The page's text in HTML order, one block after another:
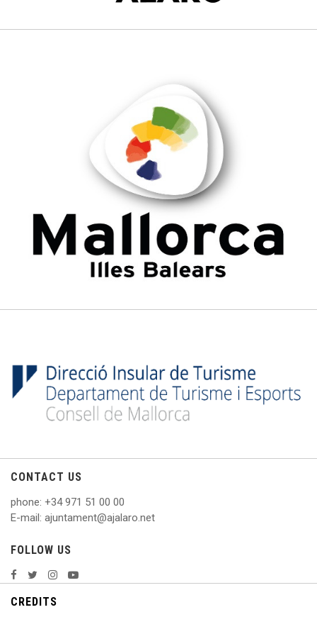
CONTACT US
phone: +34 971 51 00 00
E-mail: ajuntament@ajalaro.net
FOLLOW US
CREDITS